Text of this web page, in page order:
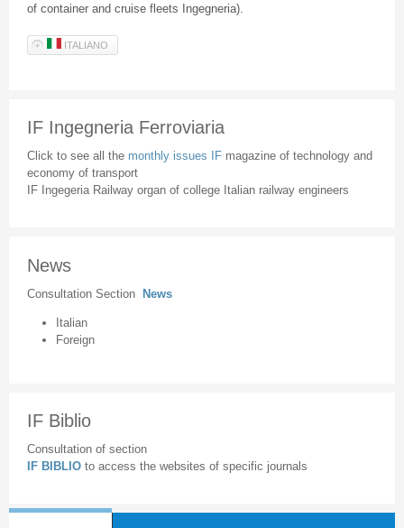
of container and cruise fleets Ingegneria).
ITALIANO
IF Ingegneria Ferroviaria
Click to see all the monthly issues IF magazine of technology and
economy of transport
IF Ingegeria Railway organ of college Italian railway engineers
News
Consultation Section News
Italian
Foreign
IF Biblio
Consultation of section
IF BIBLIO to access the websites of specific journals